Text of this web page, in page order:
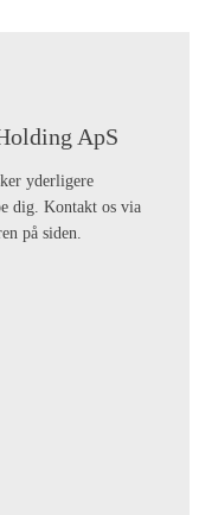
ApS
yderligere
dig. Kontakt os via
på siden.